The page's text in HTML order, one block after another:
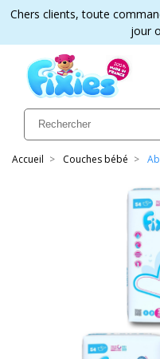
Chers clients, toute
jour
Accueil Couches bébé